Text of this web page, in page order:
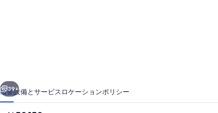
園
と
39+
概要設備とサービス ロケーションポリシー